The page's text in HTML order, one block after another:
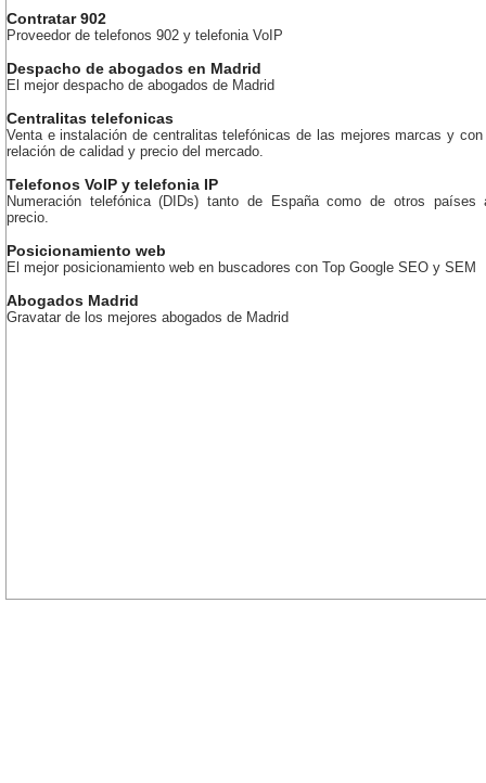
Contratar 902
Proveedor de telefonos 902 y telefonia VoIP
Despacho de abogados en Madrid
El mejor despacho de abogados de Madrid
Centralitas telefonicas
Venta e instalación de centralitas telefónicas de las mejores marcas y con
relación de calidad y precio del mercado.
Telefonos VoIP y telefonia IP
Numeración telefónica (DIDs) tanto de España como de otros países
precio.
Posicionamiento web
El mejor posicionamiento web en buscadores con Top Google SEO y SEM
Abogados Madrid
Gravatar de los mejores abogados de Madrid